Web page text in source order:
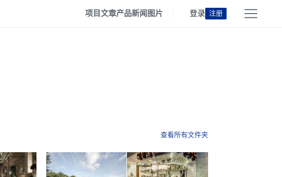
项目文章产品新闻 图片 登录 注册
查看所有文件夹